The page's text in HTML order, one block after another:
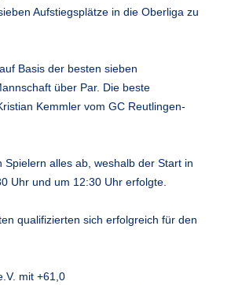
Aufstiegsplätze in die Oberliga zu
Basis der besten sieben
über Par. Die beste
Kemmler vom GC Reutlingen-
Spielern alles ab, weshalb der Start in
Uhr und um 12:30 Uhr erfolgte.
qualifizierten sich erfolgreich für den
mit +61,0